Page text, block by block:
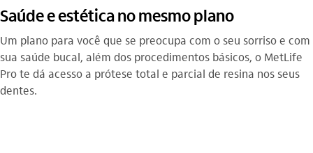
Saúde e estética no mesmo plano
Um plano para você que se preocupa com o seu sorriso e com
sua saúde bucal, além dos procedimentos básicos, o MetLife
Pro te dá acesso a prótese total e parcial de resina nos seus
dentes.